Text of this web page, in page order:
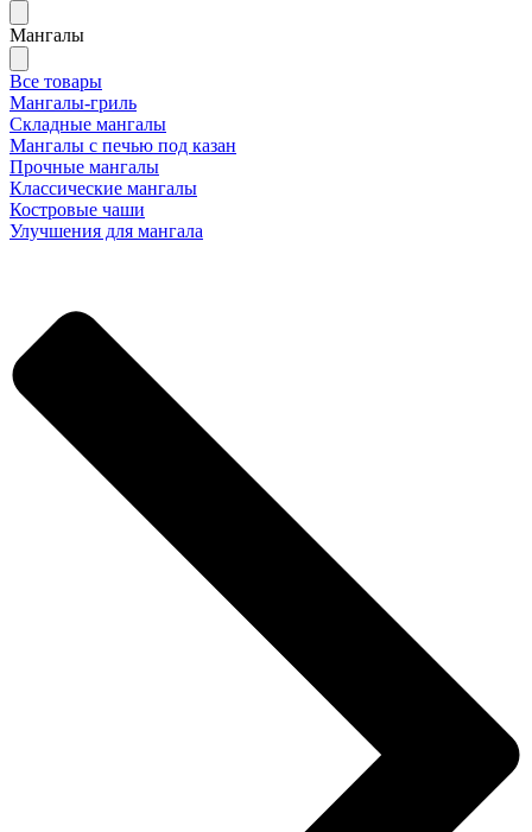
Мангалы
Все товары
Мангалы-гриль
Складные мангалы
Мангалы с печью под казан
Прочные мангалы
Классические мангалы
Костровые чаши
Улучшения для мангала